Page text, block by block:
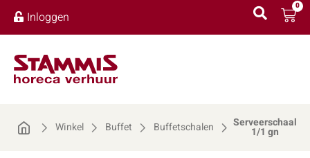
Inloggen
0
Winkel Buffet Buffetschalen Serveerschaal
1/1 gn